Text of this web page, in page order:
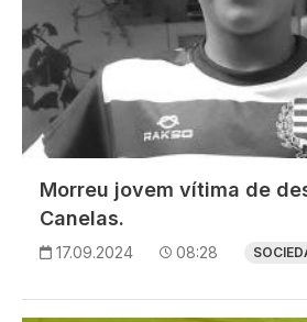
Morreu jovem vítima de
Canelas.
17.09.2024 08:28